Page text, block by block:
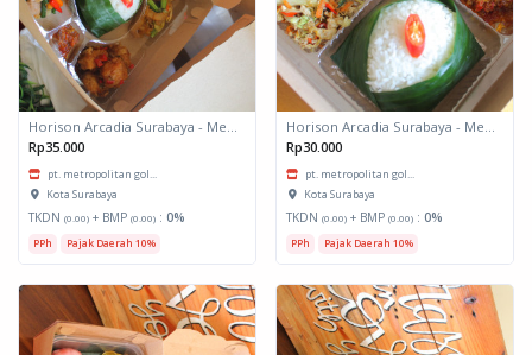
Horison Arcadia Surabaya - Meals Box 2
Rp35.000
pt. metropolitan gol...
Kota Surabaya
TKDN (0.00) + BMP (0.00) : 0%
PPh Pajak Daerah 10%
Horison Arcadia Surabaya - Meals Box 1
Rp30.000
pt. metropolitan gol...
Kota Surabaya
TKDN (0.00) + BMP (0.00) : 0%
PPh Pajak Daerah 10%